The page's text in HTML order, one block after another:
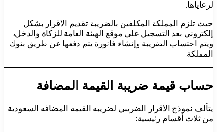
لرعاياها.
حيث تلزم المملكة المكلفين بالضريبة تقديم الاقرار بشكل
إلكتروني بعد التسجيل على موقع الهيئة العامة للزكاة والدخل،
ويتم احتساب الضريبة وإنشاء فاتورة يتم دفعها عن طريق بنوك
المملكة.
حساب قيمة ضريبة القيمة المضافة
يتألف نموذج الاقرار الضريبي لضريبه القيمه المضافه السعودية
من ثلاث أقسام رئيسية: